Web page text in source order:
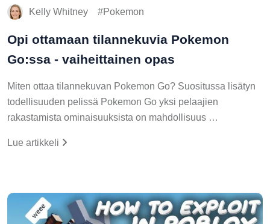
Kelly Whitney Pokemon
Opi ottamaan tilannekuvia Pokemon
Go:ssa - vaiheittainen opas
Miten ottaa tilannekuvan Pokemon Go? Suositussa lisätyn
todellisuuden pelissä Pokemon Go yksi pelaajien
rakastamista ominaisuuksista on mahdollisuus …
Lue artikkeli